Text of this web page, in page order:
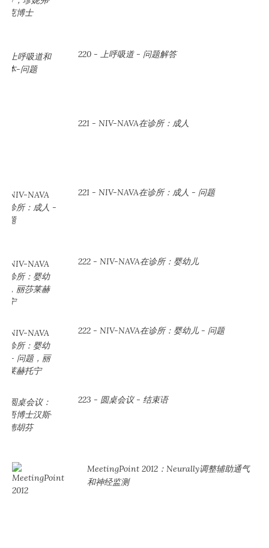
220 - 上呼吸道 - 问题解答
221 - NIV-NAVA在诊所：成人
221 - NIV-NAVA在诊所：成人 - 问题
222 - NIV-NAVA在诊所：婴幼儿
222 - NIV-NAVA在诊所：婴幼儿 - 问题
223 - 圆桌会议 - 结束语
MeetingPoint 2012：Neurally调整辅助通气
和神经监测